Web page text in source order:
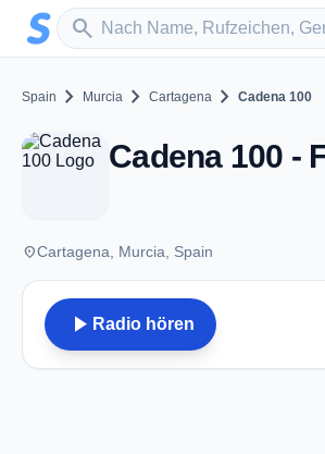
Zum Hauptinhalt springen
search
Sender suchen
Spain chevron_right Murcia chevron_right Cartagena chevron_right Cadena 100
placeCartagena, Murcia, Spain
play_arrow Radio hören